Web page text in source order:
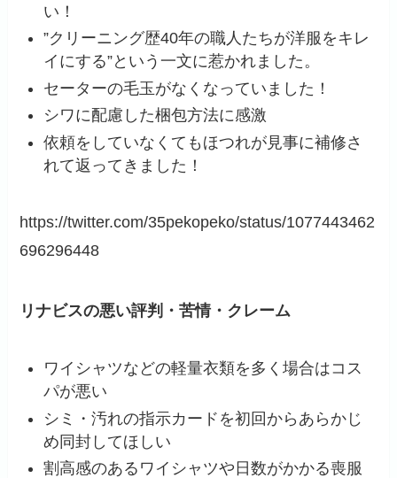
い！
”クリーニング歴40年の職人たちが洋服をキレ
イにする”という一文に惹かれました。
セーターの毛玉がなくなっていました！
シワに配慮した梱包方法に感激
依頼をしていなくてもほつれが見事に補修さ
れて返ってきました！
https://twitter.com/35pekopeko/status/1077443462
696296448
リナビスの悪い評判・苦情・クレーム
ワイシャツなどの軽量衣類を多く場合はコス
パが悪い
シミ・汚れの指示カードを初回からあらかじ
め同封してほしい
割高感のあるワイシャツや日数がかかる喪服